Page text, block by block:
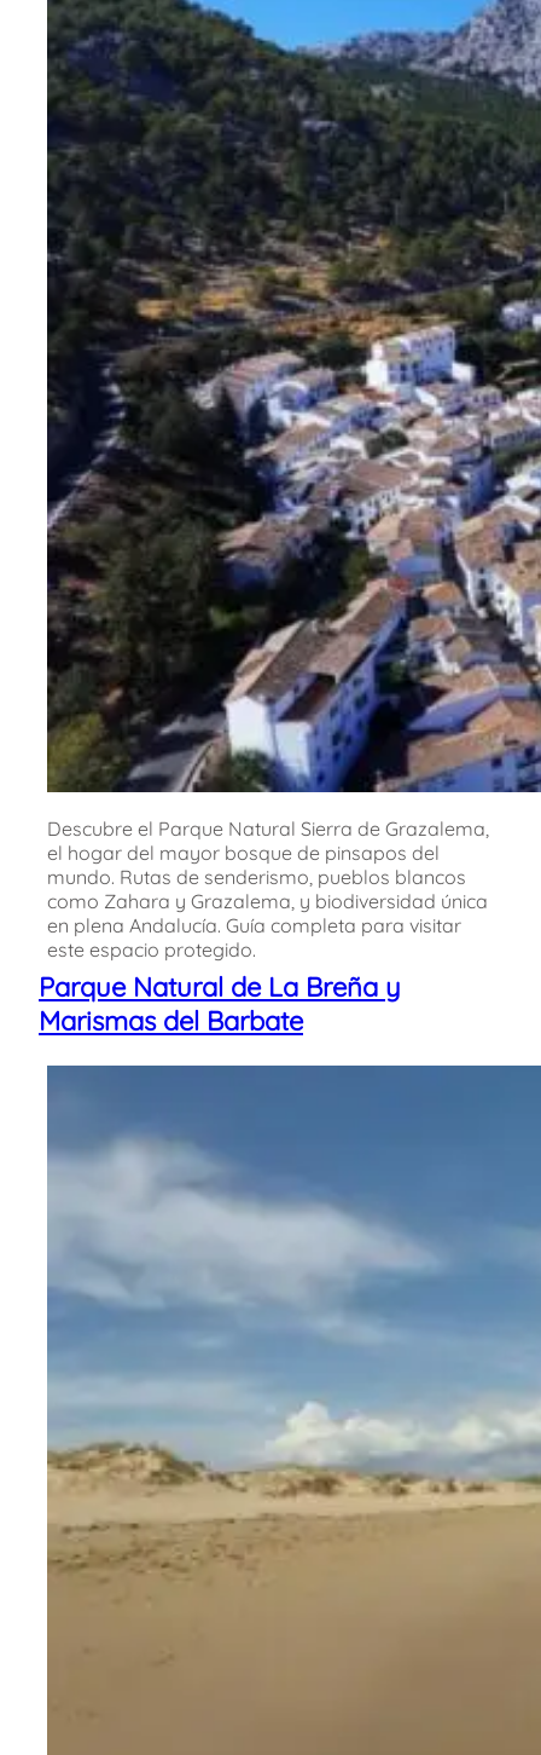
Descubre el Parque Natural Sierra de Grazalema,
el hogar del mayor bosque de pinsapos del
mundo. Rutas de senderismo, pueblos blancos
como Zahara y Grazalema, y biodiversidad única
en plena Andalucía. Guía completa para visitar
este espacio protegido.
Parque Natural de La Breña y
Marismas del Barbate